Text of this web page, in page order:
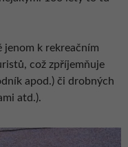
k rekreačním
což zpříjemňuje
apod.) či drobných
atd.).